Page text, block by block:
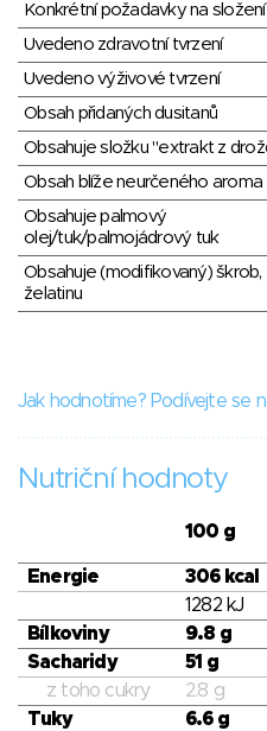
Konkrétní požadavky na složení
Uvedeno zdravotní tvrzení
Uvedeno výživové tvrzení
Obsah přidaných dusitanů
Obsahuje složku "extrakt z
Obsah blíže neurčeného aroma
Obsahuje palmový
olej/tuk/palmojádrový tuk
Obsahuje (modifikovaný) škrob,
želatinu
Jak hodnotíme? Podívejte se
Nutriční hodnoty
100 g
Energie 306 kcal
1282 kJ
Bílkoviny
9.8 g
Sacharidy
51 g
z toho cukry
2.8 g
Tuky
6.6 g